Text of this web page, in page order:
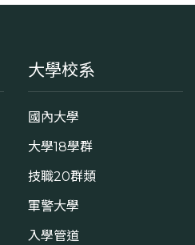
大學校系
國內大學
大學18學群
技職20群類
軍警大學
入學管道